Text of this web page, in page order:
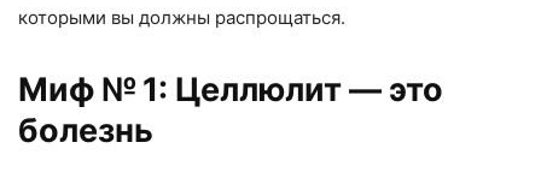
которыми вы должны распрощаться.
Миф № 1: Целлюлит — это
болезнь